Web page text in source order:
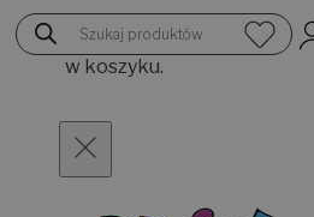
Wyszukiwarka
produktów
Brak
produktów
w koszyku.